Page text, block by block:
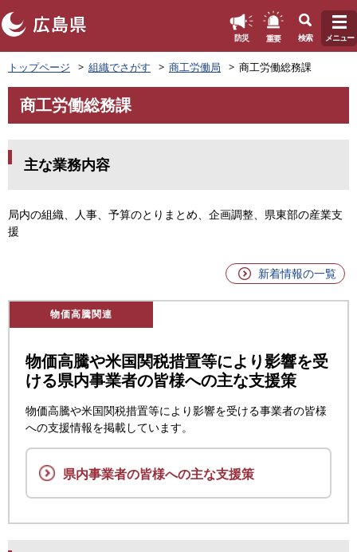
ペ
ー
ジ
先
防災 重要 検索 メニュー
トップページ 組織でさがす 商工労働局 商工労働総務課
文
商工労働総務課
主な業務内容
局内の組織、人事、予算のとりまとめ、企画調整、県東部の産業支
援
新着情報の一覧
物価高騰関連
物価高騰や米国関税措置等により影響を受
ける県内事業者の皆様への主な支援策
物価高騰や米国関税措置等により影響を受ける事業者の皆様
への支援情報を掲載しています。
県内事業者の皆様への主な支援策